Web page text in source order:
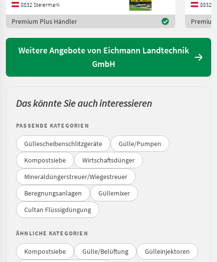
8832 Steiermark
Premium Plus Händler
8832
Weitere Angebote von Eichmann Landtechnik
GmbH
Das könnte Sie auch interessieren
PASSENDE KATEGORIEN
Güllescheibenschlitzgeräte
Gülle/Pumpen
Kompostsiebe
Wirtschaftsdünger
Mineraldüngerstreuer/Wiegestreuer
Beregnungsanlagen
Güllemixer
Cultan Flüssigdüngung
ÄHNLICHE KATEGORIEN
Kompostsiebe Gülle/Belüftung
Gülleinjektoren